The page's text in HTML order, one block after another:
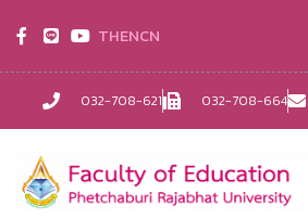
032-708-621 032-708-664
THENCN